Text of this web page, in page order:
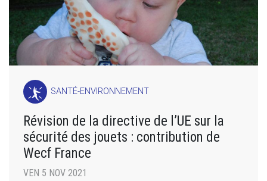
SANTÉ-ENVIRONNEMENT
Révision de la directive de l’UE sur la
sécurité des jouets : contribution de
Wecf France
VEN 5 NOV 2021